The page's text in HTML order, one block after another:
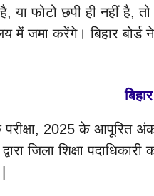
या फोटो छपी ही नहीं है,
में जमा करेंगे। बिहार
परीक्षा, 2025 के
द्वारा जिला शिक्षा